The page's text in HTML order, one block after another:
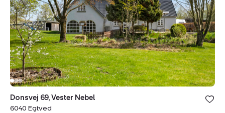
Nebel,
6040
Egtved
Bolig er
under
Donsvej 69, Vester Nebel
6040 Egtved